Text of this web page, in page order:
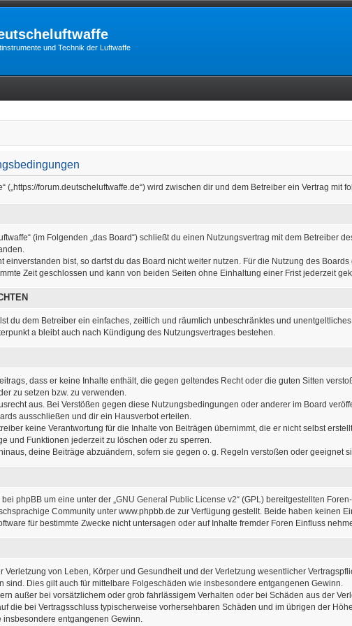
und Technik der Luftwaffe
(„https://forum.deutscheluftwaffe.de“) wird zwischen dir und dem Betreiber ein Vertrag mit
(im Folgenden „das Board“) schließt du einen Nutzungsvertrag mit dem Betreiber
einverstanden bist, so darfst du das Board nicht weiter nutzen. Für die Nutzung des
Zeit geschlossen und kann von beiden Seiten ohne Einhaltung einer Frist jederzeit
du dem Betreiber ein einfaches, zeitlich und räumlich unbeschränktes und
a bleibt auch nach Kündigung des Nutzungsvertrages bestehen.
dass er keine Inhalte enthält, die gegen geltendes Recht oder die guten Sitten
zu setzen bzw. zu verwenden.
aus. Bei Verstößen gegen diese Nutzungsbedingungen oder anderer im Board
ausschließen und dir ein Hausverbot erteilen.
keine Verantwortung für die Inhalte von Beiträgen übernimmt, die er nicht selbst
und Funktionen jederzeit zu löschen oder zu sperren.
deine Beiträge abzuändern, sofern sie gegen o. g. Regeln verstoßen oder geeignet
phpBB um eine unter der „GNU General Public License v2“ (GPL) bereitgestellten
Community unter www.phpbb.de zur Verfügung gestellt. Beide haben keinen
für bestimmte Zwecke nicht untersagen oder auf Inhalte fremder Foren Einfluss
Verletzung von Leben, Körper und Gesundheit und der Verletzung wesentlicher
sind. Dies gilt auch für mittelbare Folgeschäden wie insbesondere entgangenen Gewinn.
außer bei vorsätzlichem oder grob fahrlässigem Verhalten oder bei Schäden aus der
die bei Vertragsschluss typischerweise vorhersehbaren Schäden und im übrigen der
entgangenen Gewinn.